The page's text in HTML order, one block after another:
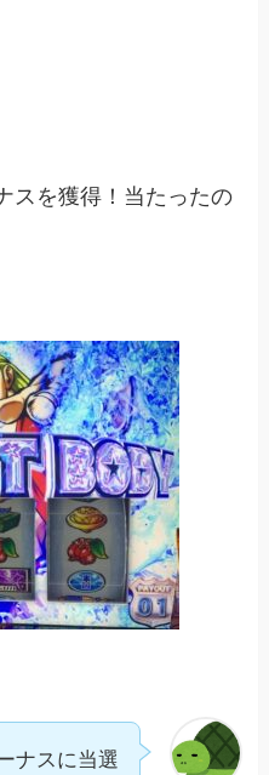
スを獲得！当たったの
ナスに当選